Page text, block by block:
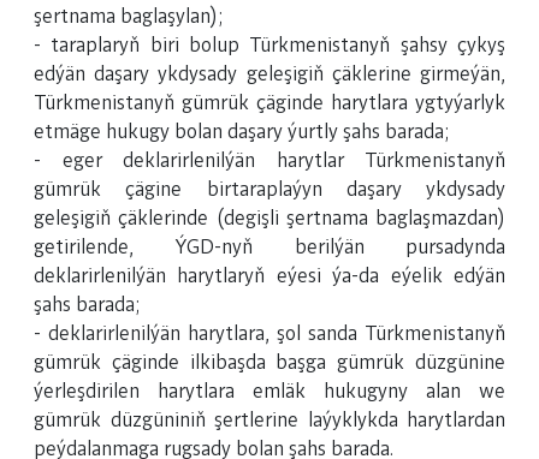
şertnama baglaşylan);
- taraplaryň biri bolup Türkmenistanyň şahsy çykyş
edýän daşary ykdysady geleşigiň çäklerine girmeýän,
Türkmenistanyň gümrük çäginde harytlara ygtyýarlyk
etmäge hukugy bolan daşary ýurtly şahs barada;
- eger deklarirlenilýän harytlar Türkmenistanyň
gümrük çägine birtaraplaýyn daşary ykdysady
geleşigiň çäklerinde (degişli şertnama baglaşmazdan)
getirilende, ÝGD-nyň berilýän pursadynda
deklarirlenilýän harytlaryň eýesi ýa-da eýelik edýän
şahs barada;
- deklarirlenilýän harytlara, şol sanda Türkmenistanyň
gümrük çäginde ilkibaşda başga gümrük düzgünine
ýerleşdirilen harytlara emläk hukugyny alan we
gümrük düzgüniniň şertlerine laýyklykda harytlardan
peýdalanmaga rugsady bolan şahs barada.